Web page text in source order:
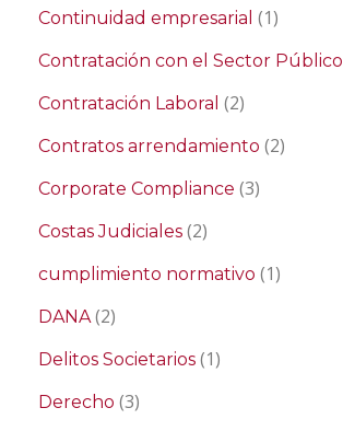
Continuidad empresarial (1)
Contratación con el Sector Público
Contratación Laboral (2)
Contratos arrendamiento (2)
Corporate Compliance (3)
Costas Judiciales (2)
cumplimiento normativo (1)
DANA(2)
Delitos Societarios (1)
Derecho (3)